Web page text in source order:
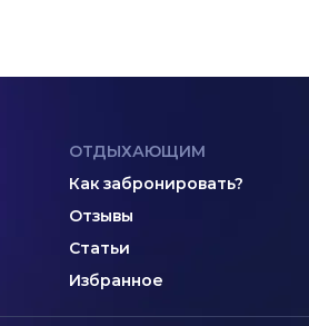
ОТДЫХАЮЩИМ
Как забронировать?
Отзывы
Статьи
Избранное